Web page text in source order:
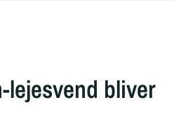
lejesvend bliver